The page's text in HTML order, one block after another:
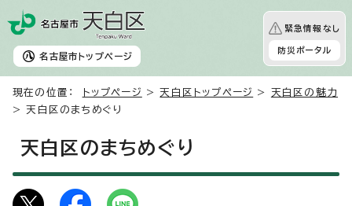
名古屋市 トップページ
緊急情報なし
防災ポータル
現在の位置： トップページ >天白区トップページ > 天白区の魅力
> 天白区のまちめぐり
天白区のまちめぐり